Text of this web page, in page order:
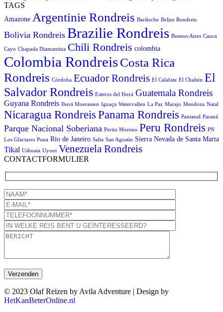
TAGS
Amazone Argentinie Rondreis Bariloche Belize Rondreis
Bolivia Rondreis Brazilie Rondreis Buenos Aires Cauca
Cayo Chapada Diamantina Chili Rondreis colombia
Colombia RondreisCosta Rica
Rondreis Córdoba Ecuador Rondreis El Calafate El Chaltén El
Salvador Rondreis Esteros del Iberá Guatemala Rondreis
Guyana Rondreis Iberá Moerassen Iguaçu Watervallen La Paz Marajo Mendoza Natal
Nicaragua Rondreis Panama Rondreis Pantanal Paraná
Parque Nacional Soberiana Perito Moreno Peru Rondreis PN
Los Glaciares Puna Rio de Janeiro Salta San Agustín Sierra Nevada de Santa Marta
Tikal Ushuaia Uyuni Venezuela Rondreis
CONTACTFORMULIER
© 2023 Olaf Reizen by Avila Adventure | Design by
HetKanBeterOnline.nl